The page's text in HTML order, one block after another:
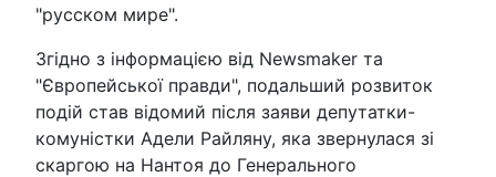
"русском мире".
Згідно з інформацією від Newsmaker та
"Європейської правди", подальший розвиток
подій став відомий після заяви депутатки-
комуністки Адели Райляну, яка звернулася зі
скаргою на Нантоя до Генерального